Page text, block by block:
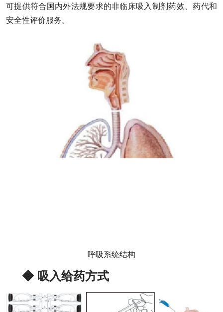
可提供符合国内外法规要求的非临床吸入制剂药效、药代和
安全性评价服务。
呼吸系统结构
◆ 吸入给药方式